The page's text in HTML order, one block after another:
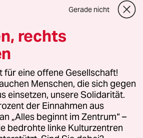
Vertriebs GmbH
rechtlichen Fragen oder für Genehmigungen
lizenzen@taz.de
Kommune-Richtlinien
Datenschutz Impressum AGB
Gerade nicht
rechts
eine offene Gesellschaft!
Menschen, die sich gegen
einsetzen, unsere Solidarität.
der Einnahmen aus
„Alles beginnt im Zentrum“ –
bedrohte linke Kulturzentren